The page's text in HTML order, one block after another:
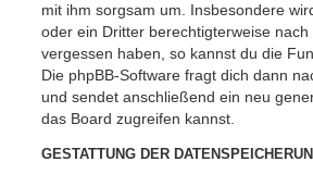
mit ihm sorgsam um. Insbesondere
oder ein Dritter berechtigterweise
vergessen haben, so kannst du die
Die phpBB-Software fragt dich dann
und sendet anschließend ein neu
das Board zugreifen kannst.
GESTATTUNG DER